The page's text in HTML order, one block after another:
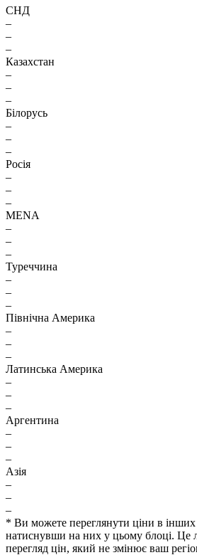
СНД
–
–
–
Казахстан
–
–
–
Білорусь
–
–
–
Росія
–
–
–
MENA
–
–
–
Туреччина
–
–
–
Північна Америка
–
–
–
Латинська Америка
–
–
–
Аргентина
–
–
–
Азія
–
–
–
* Ви можете переглянути ціни в інших
натиснувши на них у цьому блоці. Це
перегляд цін, який не змінює ваш